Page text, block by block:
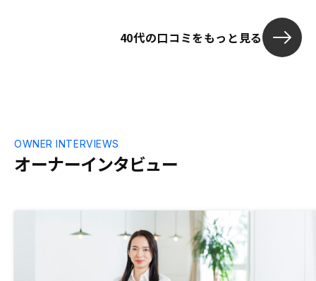
をしてくれた。 ・Renosy賃貸管理のシス
居の高さを払拭するには、購入者からの紹
介制度のメニューを増やすのはいかがでし
ょうか。最初の敷居の高さを払拭できて、
得して購入できると思います。
観や姿勢を見
機会でもあり
森下さん、片
40代の口コミをもっと見る
オーナーインタビュー
OWNER INTERVIEWS